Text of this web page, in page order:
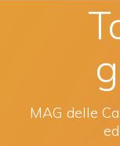
MAG delle